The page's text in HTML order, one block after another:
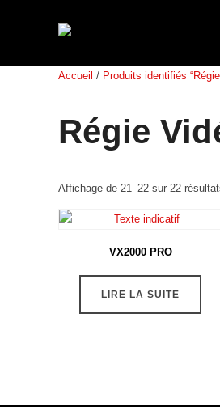
Accueil / Produits identifiés
Régie
Affichage de 21–22 sur 22
VX2000 PRO
LIRE LA SUITE